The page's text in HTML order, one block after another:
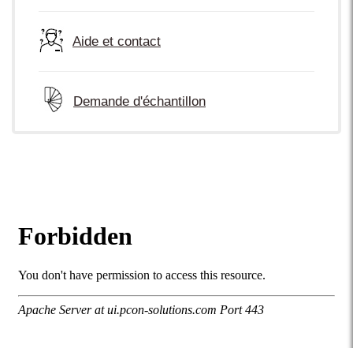
Aide et contact
Demande d'échantillon